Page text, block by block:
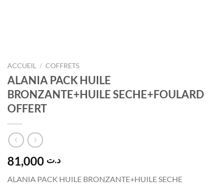
ACCUEIL / COFFRETS
ALANIA PACK HUILE
BRONZANTE+HUILE SECHE+FOULARD
OFFERT
د.ت
ALANIA PACK HUILE BRONZANTE+HUILE SECHE